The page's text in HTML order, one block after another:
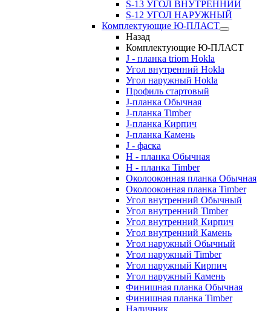
S-13 УГОЛ ВНУТРЕННИЙ
S-12 УГОЛ НАРУЖНЫЙ
Комплектующие Ю-ПЛАСТ
Назад
Комплектующие Ю-ПЛАСТ
J - планка triom Hokla
Угол внутренний Hokla
Угол наружный Hokla
Профиль стартовый
J-планка Обычная
J-планка Timber
J-планка Кирпич
J-планка Камень
J - фаска
Н - планка Обычная
Н - планка Timber
Околооконная планка Обычная
Околооконная планка Timber
Угол внутренний Обычный
Угол внутренний Timber
Угол внутренний Кирпич
Угол внутренний Камень
Угол наружный Обычный
Угол наружный Timber
Угол наружный Кирпич
Угол наружный Камень
Финишная планка Обычная
Финишная планка Timber
Наличник